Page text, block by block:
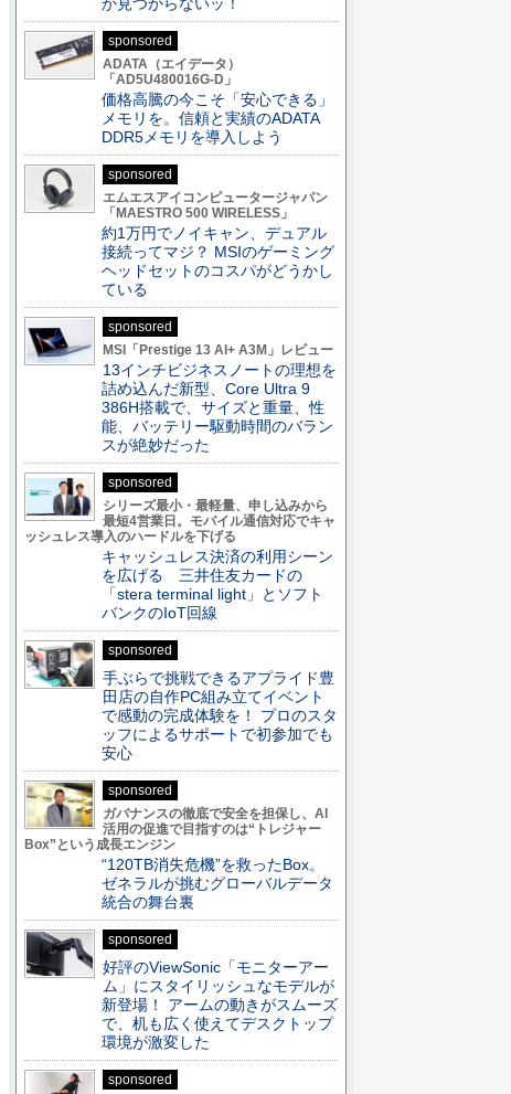
sponsored
ADATA（エイデータ）
「AD5U480016G-D」
価格高騰の今こそ「安心できる」
メモリを。信頼と実績のADATA
DDR5メモリを導入しよう
sponsored
エムエスアイコンピュータージャパン
「MAESTRO 500 WIRELESS」
約1万円でノイキャン、デュアル
接続ってマジ？ MSIのゲーミング
ヘッドセットのコスパがどうかし
ている
sponsored
MSI「Prestige 13 AI+ A3M」レビュー
13インチビジネスノートの理想を
詰め込んだ新型、Core Ultra 9
386H搭載で、サイズと重量、性
能、バッテリー駆動時間のバラン
スが絶妙だった
sponsored
シリーズ最小・最軽量、申し込みから
最短4営業日。モバイル通信対応でキャ
ッシュレス導入のハードルを下げる
キャッシュレス決済の利用シーン
を広げる 三井住友カードの
「stera terminal light」とソフト
バンクのIoT回線
sponsored
手ぶらで挑戦できるアプライド豊
田店の自作PC組み立てイベント
で感動の完成体験を！ プロのスタ
ッフによるサポートで初参加でも
安心
sponsored
ガバナンスの徹底で安全を担保し、AI
活用の促進で目指すのは“トレジャー
Box”という成長エンジン
“120TB消失危機”を救ったBox。
ゼネラルが挑むグローバルデータ
統合の舞台裏
sponsored
好評のViewSonic「モニターアー
ム」にスタイリッシュなモデルが
新登場！ アームの動きがスムーズ
で、机も広く使えてデスクトップ
環境が激変した
sponsored